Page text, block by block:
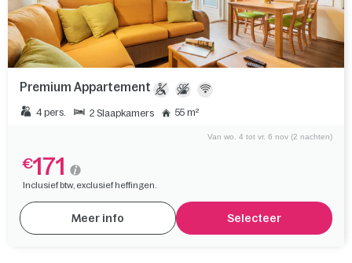
Premium Appartement
4 pers. 2 Slaapkamers 55 m²
Van wo. 4 tot vr. 6 nov (2 nachten)
€171
Inclusief btw, exclusief heffingen.
Meer info Selecteer